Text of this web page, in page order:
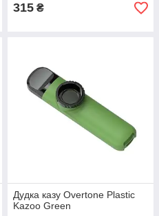
315 ₴
Дудка казу Overtone Plastic
Kazoo Green